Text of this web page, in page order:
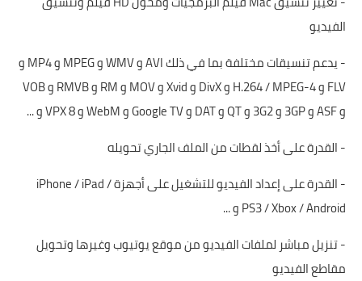
الفيديو
- يدعم تنسيقات مختلفة بما في ذلك AVI و WMV و MPEG و MP4 و
FLV و H.264 / MPEG-4 و DivX و Xvid و MOV و RM و RMVB و VOB
و ASF و 3GP و 3G2 و QT و DAT و Google TV و WebM و VPX 8 و ...
- القدرة على أخذ لقطات من الملف الجاري تحويله
- القدرة على إعداد الفيديو للتشغيل على أجهزة iPhone / iPad /
PS3 / Xbox / Android و ...
- تنزيل مباشر لملفات الفيديو من موقع يوتيوب وغيرها وتحويل
مقاطع الفيديو